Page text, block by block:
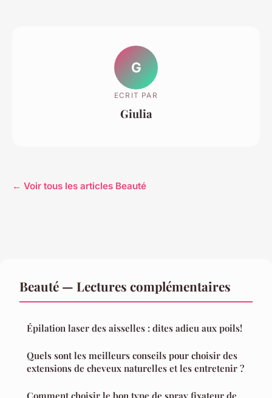
G
ECRIT PAR
Giulia
← Voir tous les articles Beauté
Beauté — Lectures complémentaires
Épilation laser des aisselles : dites adieu aux poils!
Quels sont les meilleurs conseils pour choisir des
extensions de cheveux naturelles et les entretenir ?
Comment choisir le bon type de spray fixateur de